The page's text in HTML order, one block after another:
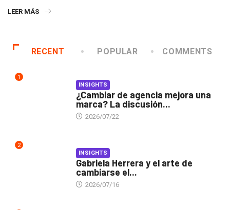
LEER MÁS
RECENT POPULAR COMMENTS
1
INSIGHTS
¿Cambiar de agencia mejora una
marca? La discusión...
2026/07/22
2
INSIGHTS
Gabriela Herrera y el arte de
cambiarse el...
2026/07/16